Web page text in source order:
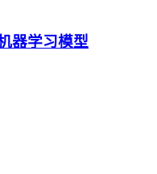
器学习模型